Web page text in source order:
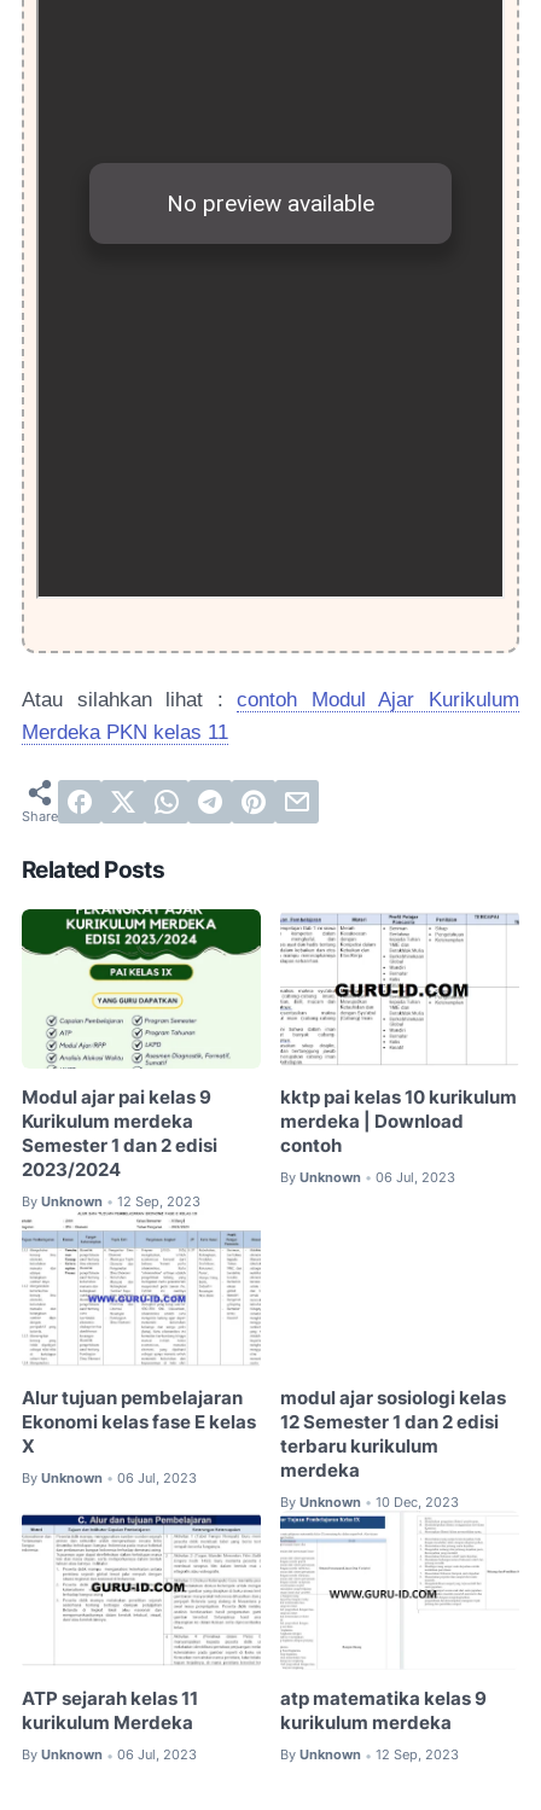
Atau silahkan lihat :contoh Modul Ajar Kurikulum
Merdeka PKN kelas 11
Related Posts
Modul ajar pai kelas 9
Kurikulum merdeka
Semester 1 dan 2 edisi
2023/2024
By Unknown • 12 Sep, 2023
kktp pai kelas 10 kurikulum
merdeka | Download
contoh
By Unknown • 06 Jul, 2023
Alur tujuan pembelajaran
Ekonomi kelas fase E kelas
X
By Unknown • 06 Jul, 2023
modul ajar sosiologi kelas
12 Semester 1 dan 2 edisi
terbaru kurikulum
merdeka
By Unknown • 10 Dec, 2023
ATP sejarah kelas 11
kurikulum Merdeka
By Unknown • 06 Jul, 2023
atp matematika kelas 9
kurikulum merdeka
By Unknown • 12 Sep, 2023